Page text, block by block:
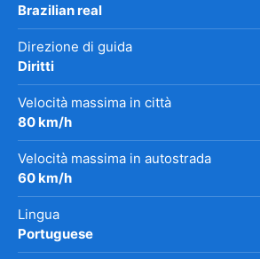
Brazilian real
Direzione di guida
Diritti
Velocità massima in città
80 km/h
Velocità massima in autostrada
60 km/h
Lingua
Portuguese